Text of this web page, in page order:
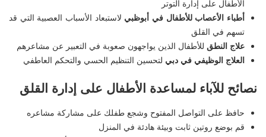
الأطفال على إدارة التوتر
أطباء الأعصاب للأطفال في أبوظبي لاستبعاد الأسباب العصبية التي قد
تسهم في القلق
علاج النطق للأطفال الذين يواجهون صعوبة في التعبير عن مشاعرهم
العلاج الوظيفي في دبي لتحسين التنظيم الحسي والتحكم العاطفي
نصائح للآباء لمساعدة الأطفال على إدارة القلق
حافظ على التواصل المفتوح وشجع طفلك على مشاركة مشاعره
قم بوضع روتين ثابت وبيئة هادئة في المنزل